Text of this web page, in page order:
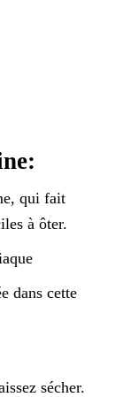
qui fait
à ôter.
dans cette
sécher.